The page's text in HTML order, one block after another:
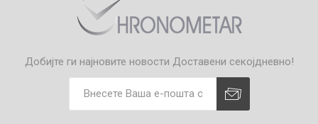
Добијте ги најновите новости Доставени секојдневно!